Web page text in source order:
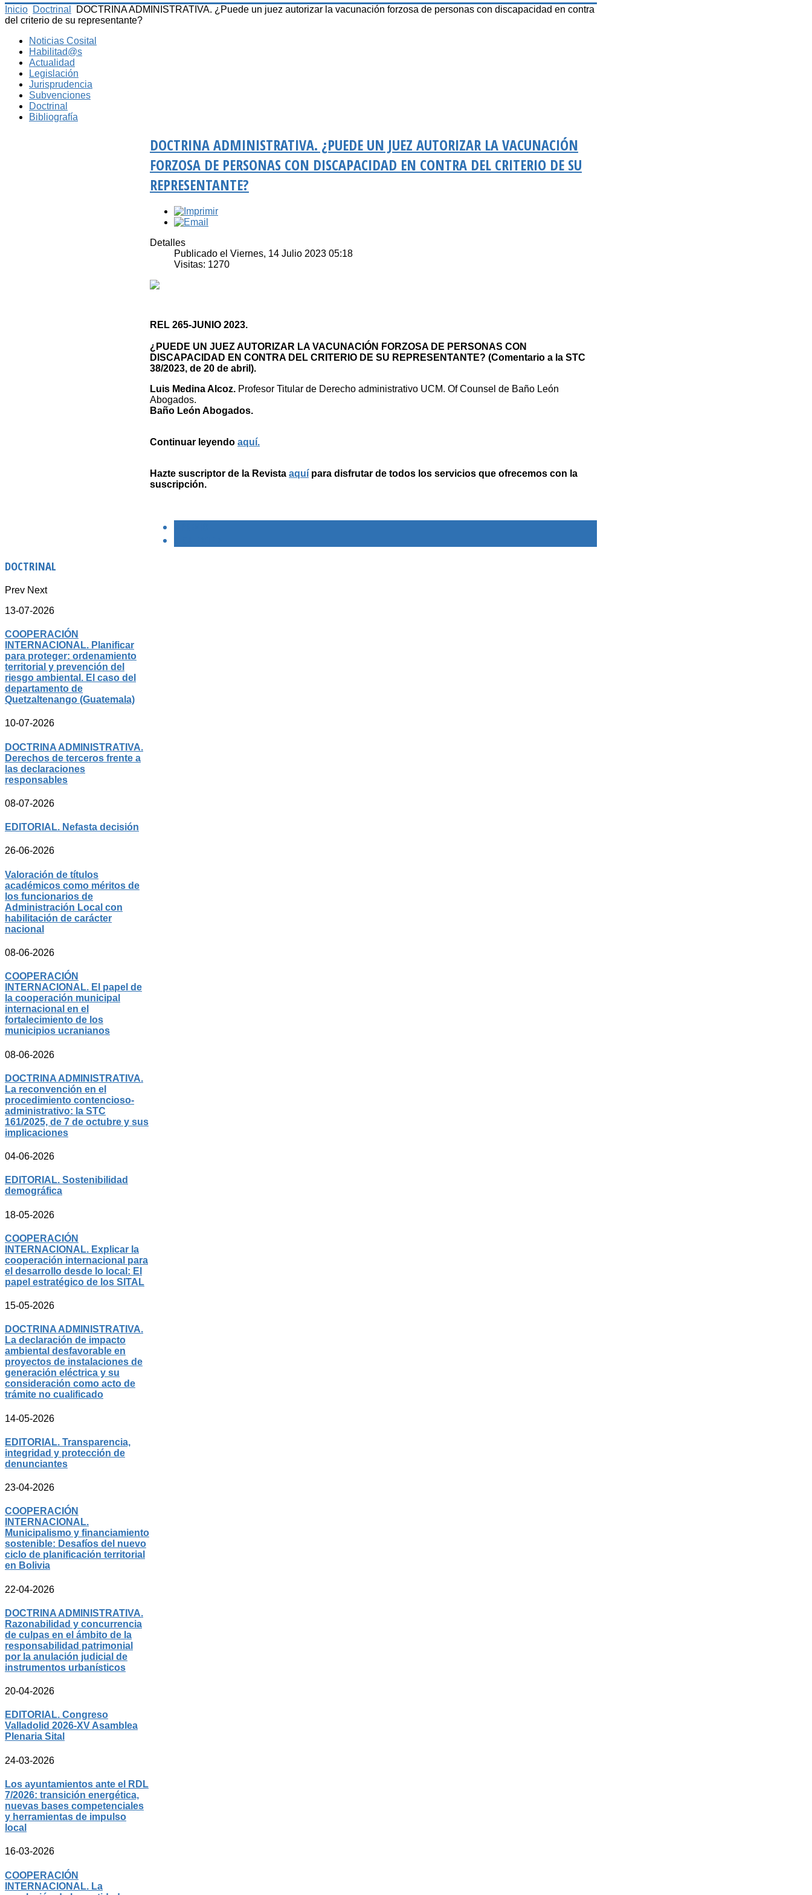
Inicio Doctrinal
DOCTRINA ADMINISTRATIVA. ¿Puede un juez autorizar la vacunación forzosa de personas con discapacidad en contra
del criterio de su representante?
Noticias Cosital
Habilitad@s
Actualidad
Legislación
Jurisprudencia
Subvenciones
Doctrinal
Bibliografía
DOCTRINA ADMINISTRATIVA. ¿PUEDE UN JUEZ AUTORIZAR LA VACUNACIÓN
FORZOSA DE PERSONAS CON DISCAPACIDAD EN CONTRA DEL CRITERIO DE SU
REPRESENTANTE?
Detalles
Publicado el Viernes, 14 Julio 2023 05:18
Visitas: 1270
REL 265-JUNIO 2023.
¿PUEDE UN JUEZ AUTORIZAR LA VACUNACIÓN FORZOSA DE PERSONAS CON
DISCAPACIDAD EN CONTRA DEL CRITERIO DE SU REPRESENTANTE? (Comentario a la STC
38/2023, de 20 de abril).
Luis Medina Alcoz. Profesor Titular de Derecho administrativo UCM. Of Counsel de Baño León
Abogados.
Baño León Abogados.
Continuar leyendo aquí.
Hazte suscriptor de la Revista aquí para disfrutar de todos los servicios que ofrecemos con la
suscripción.
DOCTRINAL
Prev Next
13-07-2026
COOPERACIÓN
INTERNACIONAL. Planificar
para proteger: ordenamiento
territorial y prevención del
riesgo ambiental. El caso del
departamento de
Quetzaltenango (Guatemala)
10-07-2026
DOCTRINA ADMINISTRATIVA.
Derechos de terceros frente a
las declaraciones
responsables
08-07-2026
EDITORIAL. Nefasta decisión
26-06-2026
Valoración de títulos
académicos como méritos de
los funcionarios de
Administración Local con
habilitación de carácter
nacional
08-06-2026
COOPERACIÓN
INTERNACIONAL. El papel de
la cooperación municipal
internacional en el
fortalecimiento de los
municipios ucranianos
08-06-2026
DOCTRINA ADMINISTRATIVA.
La reconvención en el
procedimiento contencioso-
administrativo: la STC
161/2025, de 7 de octubre y sus
implicaciones
04-06-2026
EDITORIAL. Sostenibilidad
demográfica
18-05-2026
COOPERACIÓN
INTERNACIONAL. Explicar la
cooperación internacional para
el desarrollo desde lo local: El
papel estratégico de los SITAL
15-05-2026
DOCTRINA ADMINISTRATIVA.
La declaración de impacto
ambiental desfavorable en
proyectos de instalaciones de
generación eléctrica y su
consideración como acto de
trámite no cualificado
14-05-2026
EDITORIAL. Transparencia,
integridad y protección de
denunciantes
23-04-2026
COOPERACIÓN
INTERNACIONAL.
Municipalismo y financiamiento
sostenible: Desafíos del nuevo
ciclo de planificación territorial
en Bolivia
22-04-2026
DOCTRINA ADMINISTRATIVA.
Razonabilidad y concurrencia
de culpas en el ámbito de la
responsabilidad patrimonial
por la anulación judicial de
instrumentos urbanísticos
20-04-2026
EDITORIAL. Congreso
Valladolid 2026-XV Asamblea
Plenaria Sital
24-03-2026
Los ayuntamientos ante el RDL
7/2026: transición energética,
nuevas bases competenciales
y herramientas de impulso
local
16-03-2026
COOPERACIÓN
INTERNACIONAL. La